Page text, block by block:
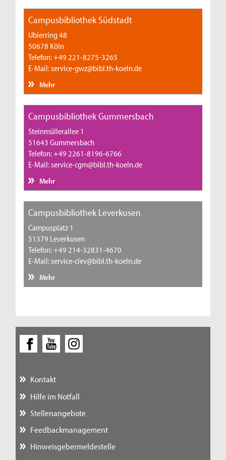
Campusbibliothek Südstadt
Ubierring 48
50678 Köln
Telefon: +49 221-8275-3265
E-Mail: service-gwz@bibl.th-koeln.de
Mehr
Campusbibliothek Gummersbach
Steinmüllerallee 1
51643 Gummersbach
Telefon: +49 2261-8196-6766
E-Mail: service-cgm@bibl.th-koeln.de
Mehr
Campusbibliothek Leverkusen
Campusplatz 1
51379 Leverkusen
Telefon: +49 214-32831-4670
E-Mail: service-clev@bibl.th-koeln.de
Mehr
Kontakt
Hilfe im Notfall
Stellenangebote
Feedbackmanagement
Hinweisgebermeldestelle